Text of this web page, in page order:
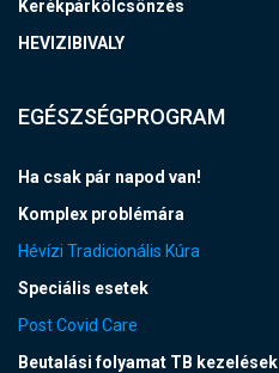
Kerékpárkölcsönzés
HEVIZIBIVALY
EGÉSZSÉGPROGRAM
Ha csak pár napod van!
Komplex problémára
Hévízi Tradicionális Kúra
Speciális esetek
Post Covid Care
Beutalási folyamat TB kezelések